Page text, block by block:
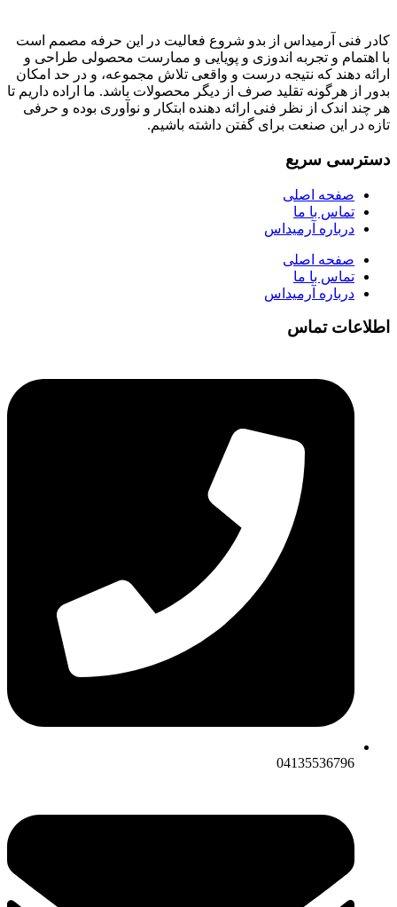
کادر فنی آرمیداس از بدو شروع فعالیت در این حرفه مصمم است
با اهتمام و تجربه اندوزی و پویایی و ممارست محصولی طراحی و
ارائه دهند که نتیجه درست و واقعی تلاش مجموعه، و در حد امکان
بدور از هرگونه تقلید صرف از دیگر محصولات باشد. ما اراده داریم تا
هر چند اندک از نظر فنی ارائه دهنده ابتکار و نوآوری بوده و حرفی
تازه در این صنعت برای گفتن داشته باشیم.
دسترسی سریع
صفحه اصلی
تماس با ما
درباره آرمیداس
صفحه اصلی
تماس با ما
درباره آرمیداس
اطلاعات تماس
04135536796